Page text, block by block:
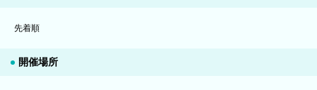
先着順
開催場所